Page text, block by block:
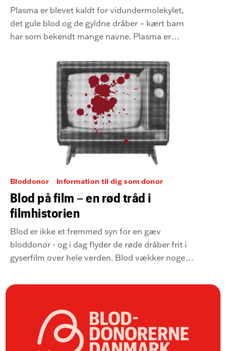
Plasma er blevet kaldt for vidundermolekylet,
det gule blod og de gyldne dråber – kært barn
har som bekendt mange navne. Plasma er
en decideret 'game changer' inden for
lægevidenskaben.
Bloddonor Information til dig som donor
Blod på film – en rød tråd i
filmhistorien
Blod er ikke et fremmed syn for en gæv
bloddonor - og i dag flyder de røde dråber frit i
gyserfilm over hele verden. Blod vækker noget i
årerene, men også som en rød tråd gennem